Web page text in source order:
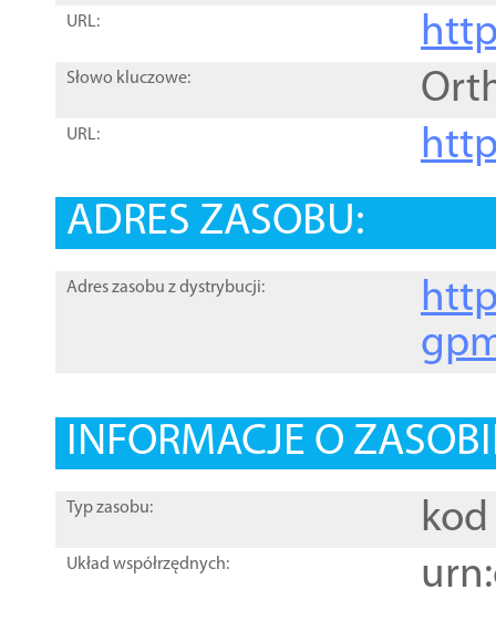
URL:
Słowo kluczowe:
URL:
ADRES ZASOBU:
Adres zasobu z dystrybucji:
INFORMACJE O
Typ zasobu: kod
Układ współrzędnych: